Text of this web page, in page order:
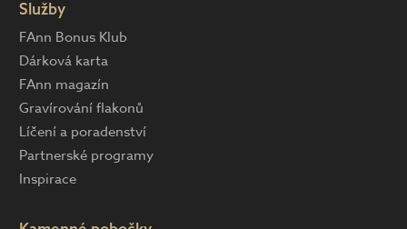
Služby
FAnn Bonus Klub
Dárková karta
FAnn magazín
Gravírování flakonů
Líčení a poradenství
Partnerské programy
Inspirace